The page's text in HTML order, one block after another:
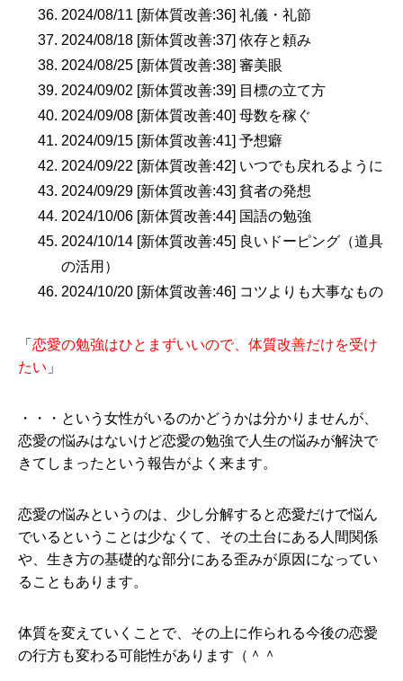
2024/08/11 [新体質改善:36] 礼儀・礼節
2024/08/18 [新体質改善:37] 依存と頼み
2024/08/25 [新体質改善:38] 審美眼
2024/09/02 [新体質改善:39] 目標の立て方
2024/09/08 [新体質改善:40] 母数を稼ぐ
2024/09/15 [新体質改善:41] 予想癖
2024/09/22 [新体質改善:42] いつでも戻れるように
2024/09/29 [新体質改善:43] 貧者の発想
2024/10/06 [新体質改善:44] 国語の勉強
2024/10/14 [新体質改善:45] 良いドーピング（道具
の活用）
2024/10/20 [新体質改善:46] コツよりも大事なもの
「 恋愛の勉強はひとまずいいので、体質改善だけを受け
たい 」
・・・という女性がいるのかどうかは分かりませんが、
恋愛の悩みはないけど恋愛の勉強で人生の悩みが解決で
きてしまったという報告がよく来ます。
恋愛の悩みというのは、少し分解すると恋愛だけで悩ん
でいるということは少なくて、その土台にある人間関係
や、生き方の基礎的な部分にある歪みが原因になってい
ることもあります。
体質を変えていくことで、その上に作られる今後の恋愛
の行方も変わる可能性があります（＾＾